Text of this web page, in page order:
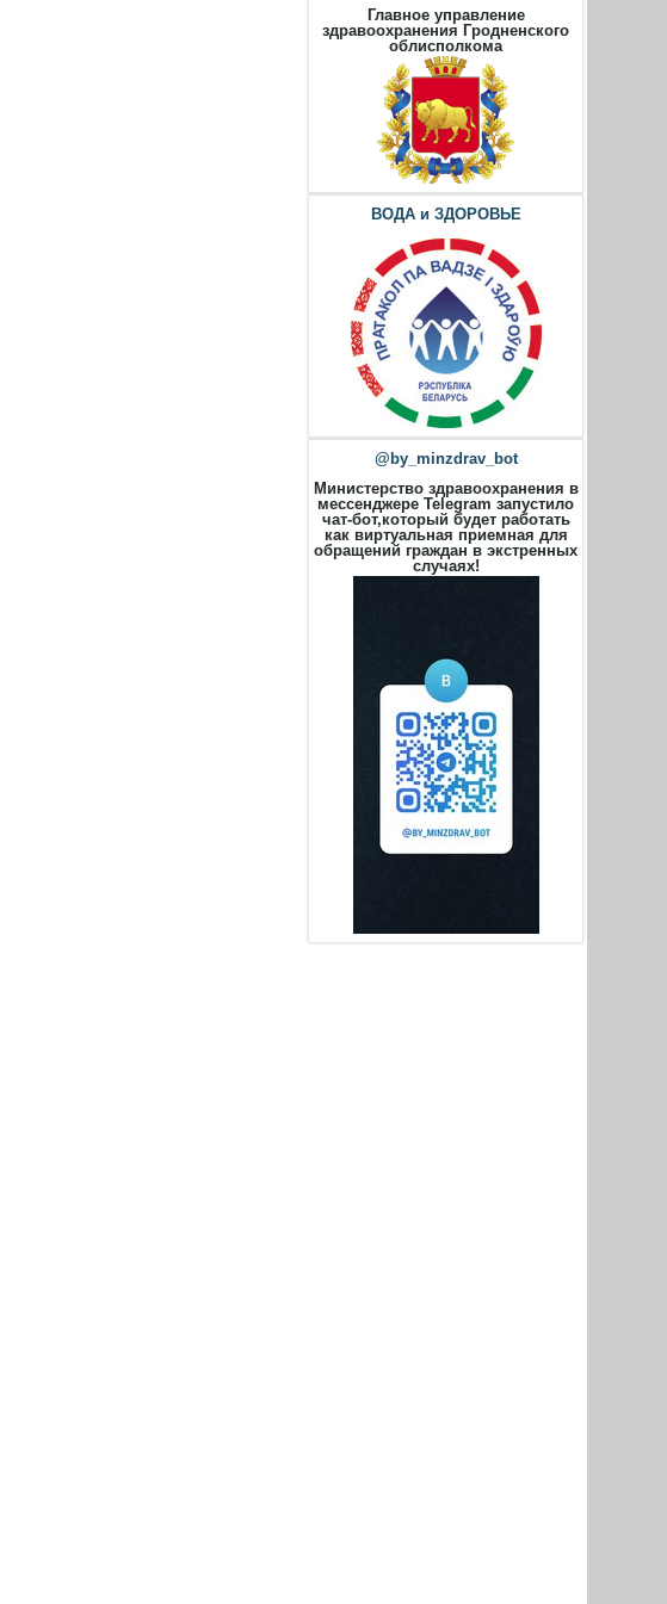
Главное управление
здравоохранения Гродненского
облисполкома
ВОДА и ЗДОРОВЬЕ
@by_minzdrav_bot
Министерство здравоохранения в
мессенджере Telegram запустило
чат-бот,который будет работать
как виртуальная приемная для
обращений граждан в экстренных
случаях!